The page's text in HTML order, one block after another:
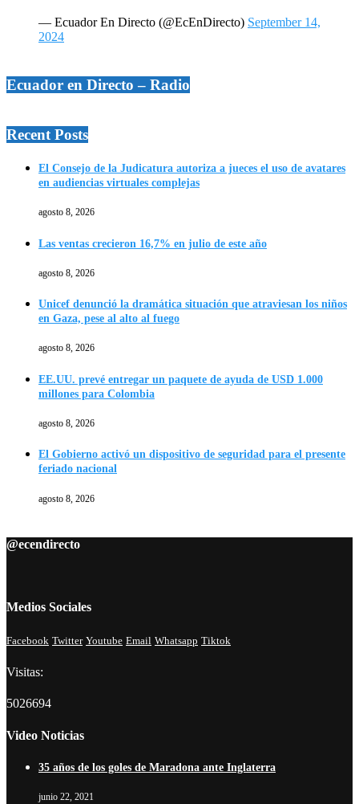
— Ecuador En Directo (@EcEnDirecto) September 14,
2024
Ecuador en Directo – Radio
Recent Posts
El Consejo de la Judicatura autoriza a jueces el uso de avatares
en audiencias virtuales complejas
agosto 8, 2026
Las ventas crecieron 16,7% en julio de este año
agosto 8, 2026
Unicef denunció la dramática situación que atraviesan los niños
en Gaza, pese al alto al fuego
agosto 8, 2026
EE.UU. prevé entregar un paquete de ayuda de USD 1.000
millones para Colombia
agosto 8, 2026
El Gobierno activó un dispositivo de seguridad para el presente
feriado nacional
agosto 8, 2026
@ecendirecto
Medios Sociales
Facebook Twitter Youtube Email Whatsapp Tiktok
Visitas:
5026694
Video Noticias
35 años de los goles de Maradona ante Inglaterra
junio 22, 2021